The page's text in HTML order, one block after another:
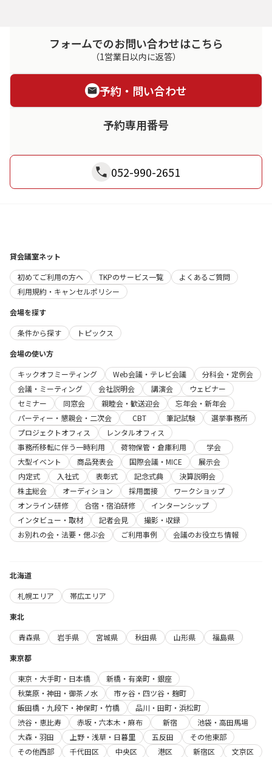
フォームでのお問い合わせはこちら
（1営業日以内に返答）
予約・問い合わせ
予約専用番号
052-990-2651
貸会議室ネット
初めてご利用の方へ
TKPのサービス一覧
よくあるご質問
利用規約・キャンセルポリシー
会場を探す
条件から探す
トピックス
会場の使い方
キックオフミーティング
Web会議・テレビ会議
分科会・定例会
会議・ミーティング
会社説明会 講演会
ウェビナー
セミナー
同窓会 親睦会・歓送迎会
忘年会・新年会
パーティー・懇親会・二次会
CBT 筆記試験
選挙事務所
プロジェクトオフィス
レンタルオフィス
事務所移転に伴う一時利用
荷物保管・倉庫利用
学会
大型イベント
商品発表会 国際会議・MICE
展示会
内定式
入社式 表彰式 記念式典
決算説明会
株主総会
オーディション 採用面接
ワークショップ
オンライン研修
合宿・宿泊研修
インターンシップ
インタビュー・取材
記者会見
撮影・収録
お別れの会・法要・偲ぶ会
ご利用事例 会議のお役立ち情報
北海道
札幌エリア
帯広エリア
東北
青森県
岩手県 宮城県 秋田県 山形県
福島県
東京都
東京・大手町・日本橋
新橋・有楽町・銀座
秋葉原・神田・御茶ノ水
市ヶ谷・四ツ谷・麹町
飯田橋・九段下・神保町・竹橋
品川・田町・浜松町
渋谷・恵比寿
赤坂・六本木・麻布 新宿
池袋・高田馬場
大森・羽田
上野・浅草・日暮里 五反田
その他東部
その他西部
千代田区 中央区 港区 新宿区
文京区